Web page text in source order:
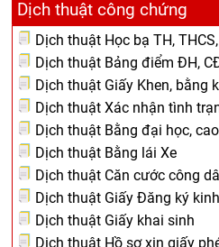
Dịch thuật công chứng
Dịch thuật Học bạ TH,
Dịch thuật Bảng điểm ĐH,
Dịch thuật Giấy Khen, bằng
Dịch thuật Xác nhận tình
Dịch thuật Bằng đại học,
Dịch thuật Bằng lái Xe
Dịch thuật Căn cước công
Dịch thuật Giấy Đăng ký
Dịch thuật Giấy khai sinh
Dịch thuật Hồ sơ xin giấy